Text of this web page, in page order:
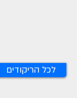
לכל הריקודים